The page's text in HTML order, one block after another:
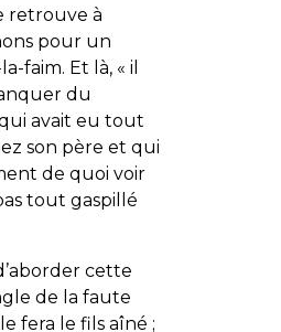
retrouve à
pour un
faim. Et là, « il
du
avait eu tout
son père et qui
de quoi voir
tout gaspillé
cette
de la faute
fera le fils aîné ;